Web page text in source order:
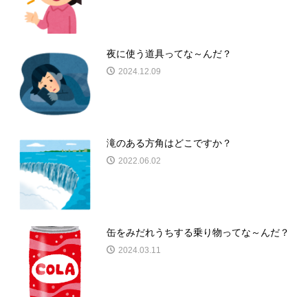
夜に使う道具ってな～んだ？
2024.12.09
滝のある方角はどこですか？
2022.06.02
缶をみだれうちする乗り物ってな～んだ？
2024.03.11